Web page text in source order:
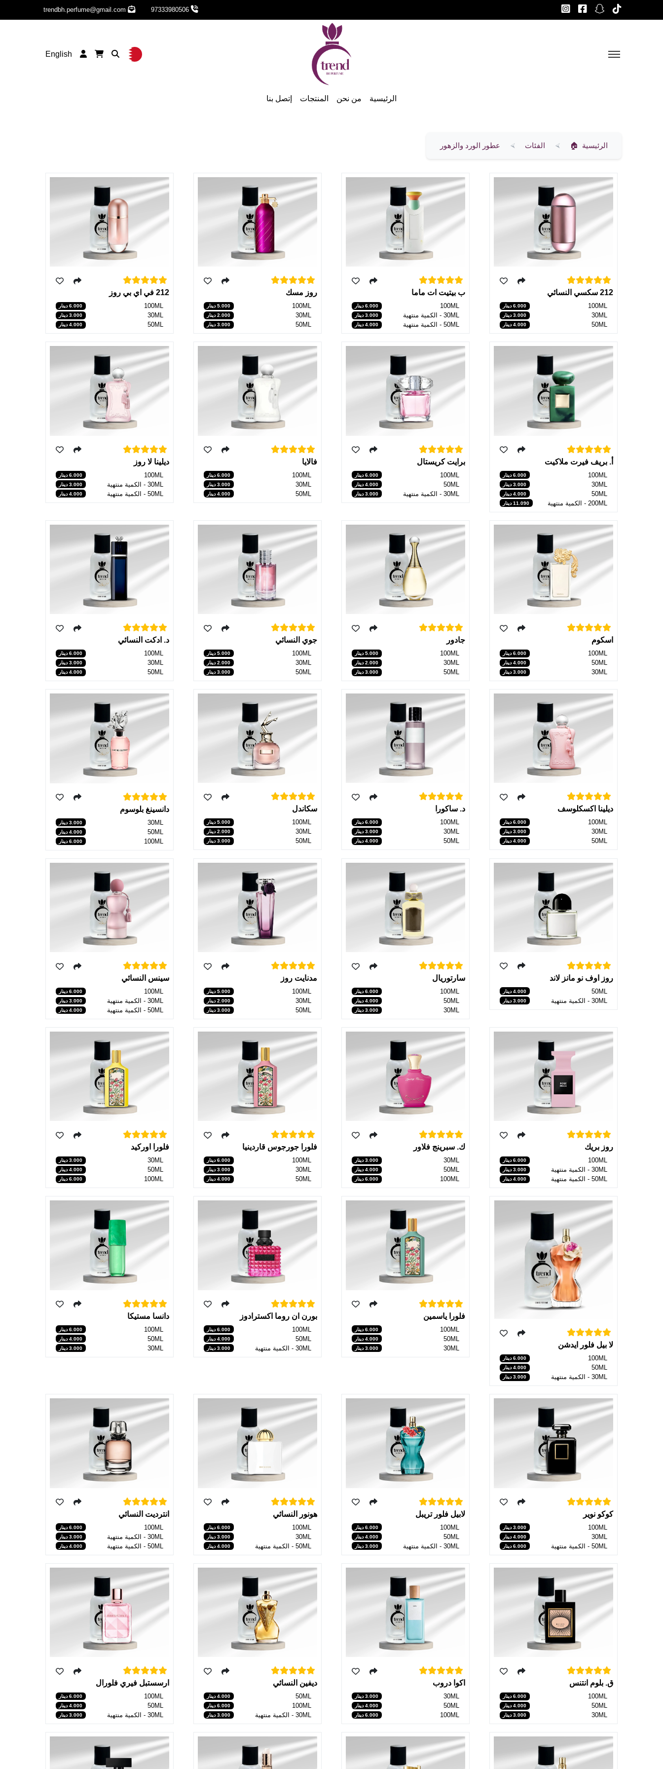
97333980506
trendbh.perfume@gmail.com
English
الرئيسية من نحن المنتجات إتصل بنا
الرئيسية الفئات عطور الورد والزهور
212 سكسي النسائي
100ML 6.000 دينار
30ML 3.000 دينار
50ML 4.000 دينار
ب بيتيت ات ماما
100ML 6.000 دينار
30ML - الكمية منتهية 3.000 دينار
50ML - الكمية منتهية 4.000 دينار
روز مسك
100ML 5.000 دينار
30ML 2.000 دينار
50ML 3.000 دينار
212 في اي بي روز
100ML 6.000 دينار
30ML 3.000 دينار
50ML 4.000 دينار
أ. بريف فيرت ملاكيت
100ML 6.000 دينار
30ML 3.000 دينار
50ML 4.000 دينار
200ML - الكمية منتهية 11.090 دينار
برايت كريستال
100ML 6.000 دينار
50ML 4.000 دينار
30ML - الكمية منتهية 3.000 دينار
فالايا
100ML 6.000 دينار
30ML 3.000 دينار
50ML 4.000 دينار
ديلينا لا روز
100ML 6.000 دينار
30ML - الكمية منتهية 3.000 دينار
50ML - الكمية منتهية 4.000 دينار
اسكوم
100ML 6.000 دينار
50ML 4.000 دينار
30ML 3.000 دينار
جادور
100ML 5.000 دينار
30ML 2.000 دينار
50ML 3.000 دينار
جوي النسائي
100ML 5.000 دينار
30ML 2.000 دينار
50ML 3.000 دينار
د. ادكت النسائي
100ML 6.000 دينار
30ML 3.000 دينار
50ML 4.000 دينار
ديلينا اكسكلوسف
100ML 6.000 دينار
30ML 3.000 دينار
50ML 4.000 دينار
د. ساكورا
100ML 6.000 دينار
30ML 3.000 دينار
50ML 4.000 دينار
سكاندل
100ML 5.000 دينار
30ML 2.000 دينار
50ML 3.000 دينار
دانسينغ بلوسوم
30ML 3.000 دينار
50ML 4.000 دينار
100ML 6.000 دينار
روز اوف نو مانز لاند
50ML 4.000 دينار
30ML - الكمية منتهية 3.000 دينار
سارتوريال
100ML 6.000 دينار
50ML 4.000 دينار
30ML 3.000 دينار
مدنايت روز
100ML 5.000 دينار
30ML 2.000 دينار
50ML 3.000 دينار
سينس النسائي
100ML 6.000 دينار
30ML - الكمية منتهية 3.000 دينار
50ML - الكمية منتهية 4.000 دينار
روز بريك
100ML 6.000 دينار
30ML - الكمية منتهية 3.000 دينار
50ML - الكمية منتهية 4.000 دينار
ك. سبرينج فلاور
30ML 3.000 دينار
50ML 4.000 دينار
100ML 6.000 دينار
فلورا جورجوس قاردينيا
100ML 6.000 دينار
30ML 3.000 دينار
50ML 4.000 دينار
فلورا اوركيد
30ML 3.000 دينار
50ML 4.000 دينار
100ML 6.000 دينار
لا بيل فلور ايدشن
100ML 6.000 دينار
50ML 4.000 دينار
30ML - الكمية منتهية 3.000 دينار
فلورا ياسمين
100ML 6.000 دينار
50ML 4.000 دينار
30ML 3.000 دينار
بورن ان روما اكسترادوز
100ML 6.000 دينار
50ML 4.000 دينار
30ML - الكمية منتهية 3.000 دينار
دانسا مستيكا
100ML 6.000 دينار
50ML 4.000 دينار
30ML 3.000 دينار
كوكو نوير
100ML 3.000 دينار
30ML 4.000 دينار
50ML - الكمية منتهية 6.000 دينار
لابيل فلور تريبل
100ML 6.000 دينار
50ML 4.000 دينار
30ML - الكمية منتهية 3.000 دينار
هونور النسائي
100ML 6.000 دينار
30ML 3.000 دينار
50ML - الكمية منتهية 4.000 دينار
انترديت النسائي
100ML 6.000 دينار
30ML - الكمية منتهية 3.000 دينار
50ML - الكمية منتهية 4.000 دينار
ق. بلوم انتنس
100ML 6.000 دينار
50ML 4.000 دينار
30ML 3.000 دينار
اكوا دروب
30ML 3.000 دينار
50ML 4.000 دينار
100ML 6.000 دينار
ديفين النسائي
50ML 4.000 دينار
100ML 6.000 دينار
30ML - الكمية منتهية 3.000 دينار
ارسستبل فيري فلورال
100ML 6.000 دينار
50ML 4.000 دينار
30ML - الكمية منتهية 3.000 دينار